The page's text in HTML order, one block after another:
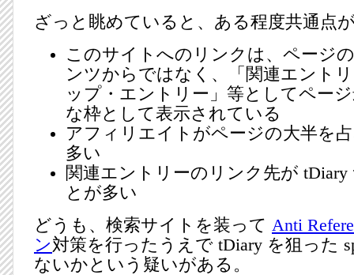
ざっと眺めていると、ある程度共通点
このサイトへのリンクは、ページ
ンツからではなく、「関連エント
ップ・エントリー」等としてペー
な枠として表示されている
アフィリエイトがページの大半を
多い
関連エントリーのリンク先が
とが多い
どうも、検索サイトを装って Anti
ン対策を行ったうえで tDiary を狙った
ないかという疑いがある。